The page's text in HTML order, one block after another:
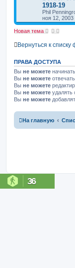
1918-19
Phil
ноя 12, 2003
Новая тема
Вернуться к
ПРАВА ДОСТУПА
Вы не можете
Вы не можете
Вы не можете
Вы не можете удалять
Вы не можете
На главную
36